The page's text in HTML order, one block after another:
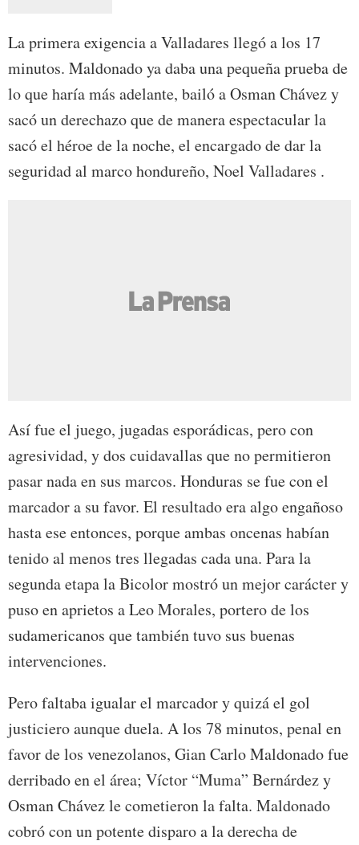
La primera exigencia a Valladares llegó a los 17
minutos. Maldonado ya daba una pequeña prueba de
lo que haría más adelante, bailó a Osman Chávez y
sacó un derechazo que de manera espectacular la
sacó el héroe de la noche, el encargado de dar la
seguridad al marco hondureño, Noel Valladares .
Así fue el juego, jugadas esporádicas, pero con
agresividad, y dos cuidavallas que no permitieron
pasar nada en sus marcos. Honduras se fue con el
marcador a su favor. El resultado era algo engañoso
hasta ese entonces, porque ambas oncenas habían
tenido al menos tres llegadas cada una. Para la
segunda etapa la Bicolor mostró un mejor carácter y
puso en aprietos a Leo Morales, portero de los
sudamericanos que también tuvo sus buenas
intervenciones.
Pero faltaba igualar el marcador y quizá el gol
justiciero aunque duela. A los 78 minutos, penal en
favor de los venezolanos, Gian Carlo Maldonado fue
derribado en el área; Víctor “Muma” Bernárdez y
Osman Chávez le cometieron la falta. Maldonado
cobró con un potente disparo a la derecha de